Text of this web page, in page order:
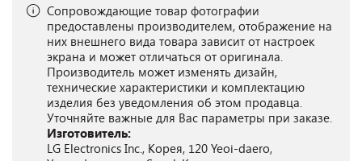
Сопровождающие товар фотографии
предоставлены производителем, отображение на
них внешнего вида товара зависит от настроек
экрана и может отличаться от оригинала.
Производитель может изменять дизайн,
технические характеристики и комплектацию
изделия без уведомления об этом продавца.
Уточняйте важные для Вас параметры при заказе.
Изготовитель:
LG Electronics Inc., Корея, 120 Yeoi-daero,